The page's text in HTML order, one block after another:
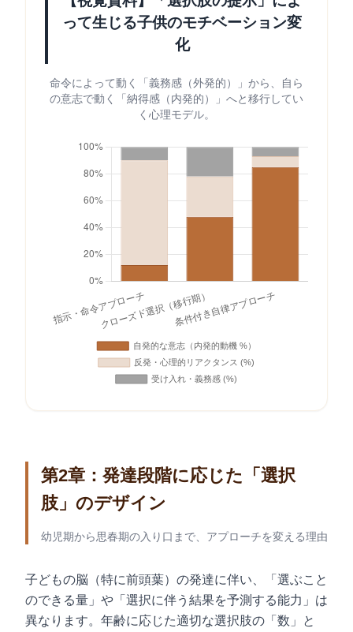
って生じる子供のモチベーション変
化
命令によって動く「義務感（外発的）」から、自ら
の意志で動く「納得感（内発的）」へと移行してい
く心理モデル。
第2章：発達段階に応じた「選択
肢」のデザイン
幼児期から思春期の入り口まで、アプローチを変える理由
子どもの脳（特に前頭葉）の発達に伴い、「選ぶこと
のできる量」や「選択に伴う結果を予測する能力」は
異なります。年齢に応じた適切な選択肢の「数」と